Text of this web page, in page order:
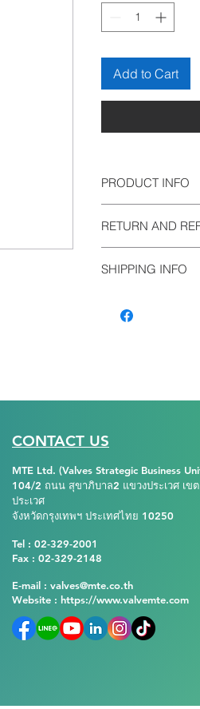
Add to Cart
PRODUCT INFO
RETURN AND
SHIPPING INFO
CONTACT US
MTE Ltd. (Valves Strategic Business
104/2 ถนน สุขาภิบาล2 แขวงประเวศ เขต
ประเวศ
จังหวัดกรุงเทพฯ ประเทศไทย 10250
Tel : 02-329-2001
Fax : 02-329-2148
E-mail : valves@mte.co.th
Website : https://www.valvemte.com